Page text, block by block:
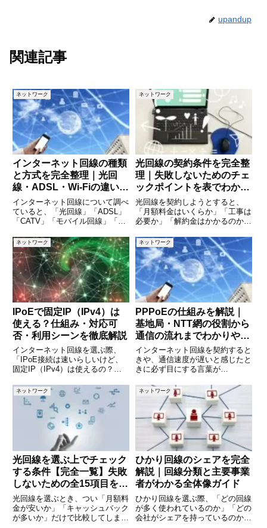
upandup
関連記事
ネットワーク
インターネット回線の種類
と方式を完全整理｜光回
線・ADSL・Wi-Fiの違いが
一目でわかる解説
インターネット回線について調べ
ていると、「光回線」「ADSL」
「CATV」「モバイル回線」「ホ
「VDSL」など、さまざまな用語
が出てきます。しかし、それぞれ
が何を意味し、どう違うのかを正
しく理解できている人は多くあ
ネットワーク
光回線の契約条件を完全整
理｜失敗しないためのチェ
ックポイントを表でわかり
やすく解説
光回線を契約しようとすると、
「月額料金はいくらか」「工事は
必要か」「解約金はかかるのか」
てきます。一見するとどの回線も
似ているように見えますが、契約
条件をよく理解せずに申し込む
と、想定外の費用や不便さに悩ま
され
ネットワーク
IPoEで固定IP（IPv4）は
使える？仕組み・対応可
否・利用シーンを徹底解説
インターネット回線を選ぶ際、
「IPoE接続は速いらしいけど、
固定IP（IPv4）は使えるの？」
でしょうか。特に、サーバー運用
やリモートアクセス、業務システ
ムの都合で固定IPが必要な場合、
IPoEとの相性は重要な
ネットワーク
PPPoEの仕組みを解説｜
基地局・NTT網の役割から
通信の流れまでわかりやす
く説明
インターネット回線を契約すると
きや、通信速度が遅いと感じたと
きに必ず目にする言葉が
画面やルーターの管理画面で見か
けるものの、「結局どういう仕組
みなのか」「基地局やNTTはどこ
で関わっているのか」を正確に理
ネットワーク
光回線を選ぶ上でチェック
する条件【完全一覧】失敗
しないための全15項目を徹
底解説
光回線を選ぶとき、つい「月額料
金が安いか」「キャッシュバック
が多いか」だけで比較してしまい
ネットワーク
ひかり回線のシェアを完全
解説｜回線分類と主要事業
者がわかる全体像ガイド
ひかり回線を選ぶ際、「どの回線
が多く使われているのか」「どの
会社がシェアを持っているのか」